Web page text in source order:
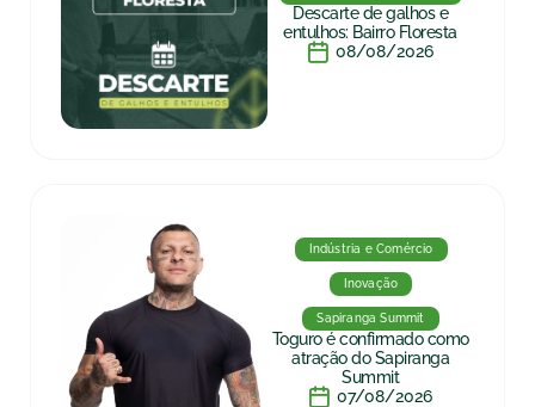
Descarte de galhos e
entulhos: Bairro Floresta
08/08/2026
Indústria e Comércio
Inovação
Sapiranga Summit
Toguro é confirmado como
atração do Sapiranga
Summit
07/08/2026